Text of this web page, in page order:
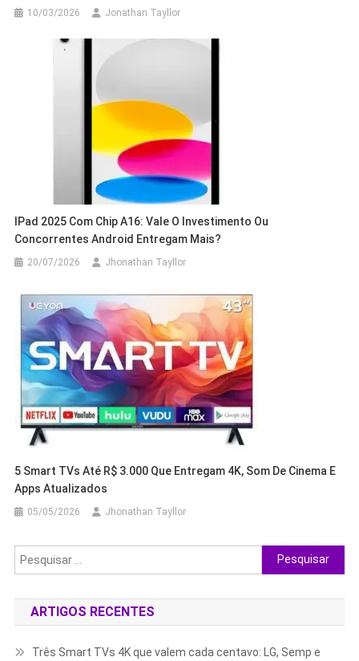
10/03/2026 Jonathan Tayllor
IPad 2025 Com Chip A16: Vale O Investimento Ou
Concorrentes Android Entregam Mais?
20/07/2026 Jhonathan Tayllor
5 Smart TVs Até R$ 3.000 Que Entregam 4K, Som De Cinema E
Apps Atualizados
05/05/2026 Jhonathan Tayllor
Pesquisar
por:
ARTIGOS RECENTES
Três Smart TVs 4K que valem cada centavo: LG, Semp e